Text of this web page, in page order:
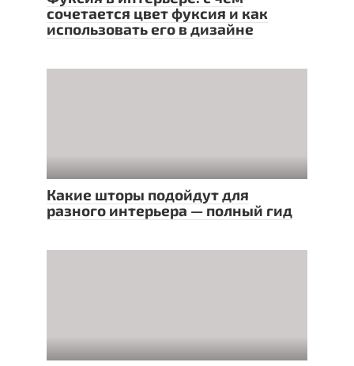
сочетается цвет фуксия и как
использовать его в дизайне
Какие шторы подойдут для
разного интерьера — полный гид